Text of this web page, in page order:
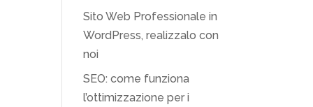
Sito Web Professionale in
WordPress, realizzalo con
noi
SEO: come funziona
l’ottimizzazione per i